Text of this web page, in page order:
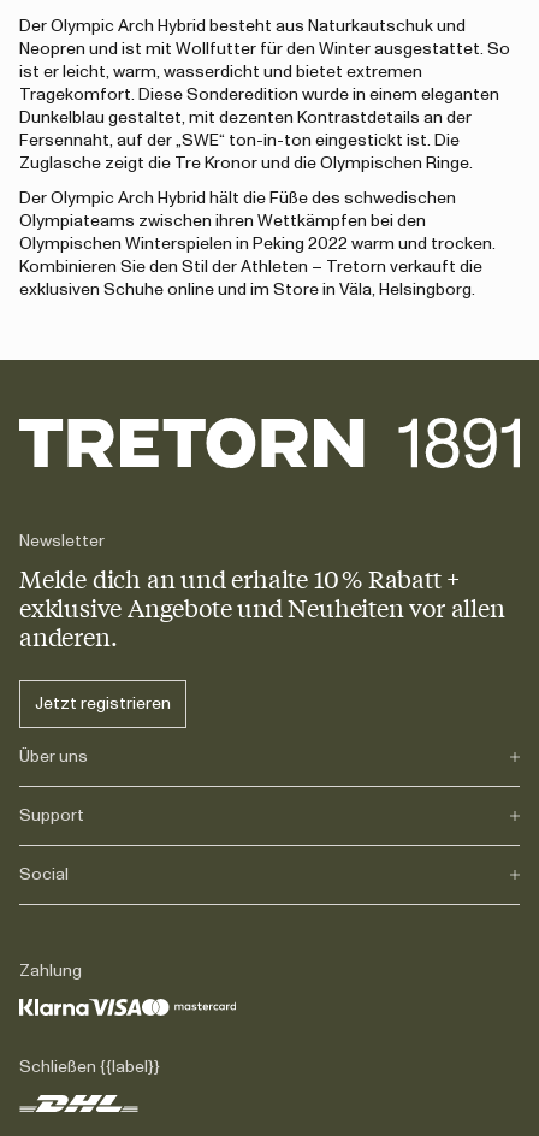
Der Olympic Arch Hybrid besteht aus Naturkautschuk und
Neopren und ist mit Wollfutter für den Winter ausgestattet. So
ist er leicht, warm, wasserdicht und bietet extremen
Tragekomfort. Diese Sonderedition wurde in einem eleganten
Dunkelblau gestaltet, mit dezenten Kontrastdetails an der
Fersennaht, auf der „SWE“ ton-in-ton eingestickt ist. Die
Zuglasche zeigt die Tre Kronor und die Olympischen Ringe.
Der Olympic Arch Hybrid hält die Füße des schwedischen
Olympiateams zwischen ihren Wettkämpfen bei den
Olympischen Winterspielen in Peking 2022 warm und trocken.
Kombinieren Sie den Stil der Athleten – Tretorn verkauft die
exklusiven Schuhe online und im Store in Väla, Helsingborg.
Newsletter
Melde dich an und erhalte 10 % Rabatt +
exklusive Angebote und Neuheiten vor allen
anderen.
Jetzt registrieren
Über uns
Unsere Geschichte
Journal
Karriere
Support
FAQs
Lieferung
Rechtliches
Kontakt
Social
TikTok
LinkedIn
Zahlung
Schließen {{label}}